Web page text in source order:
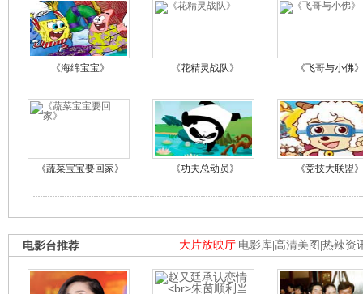
《海绵宝宝》 《花精灵战队》 《飞哥与小佛》
《蔬菜宝宝要回家》 《功夫总动员》 《竞技大联盟》
大片放映厅 电影库 高清美图 热辣资
电影台推荐